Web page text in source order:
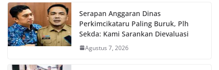
Serapan Anggaran Dinas
Perkimcikataru Paling Buruk, Plh
Sekda: Kami Sarankan Dievaluasi
Agustus 7, 2026